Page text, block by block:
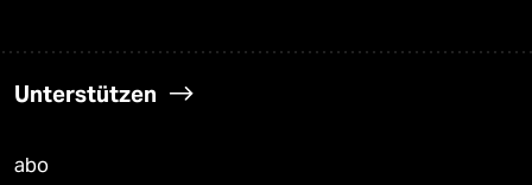
Unterstützen
abo